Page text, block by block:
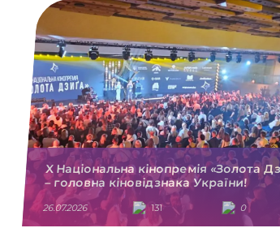
X Національна кінопремія «Золота
– головна кіновідзнака України!
26.07.2026 131 0